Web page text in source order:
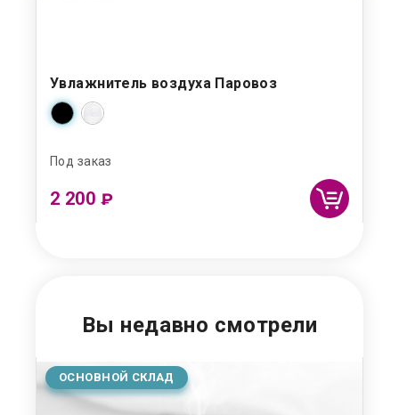
Увлажнитель воздуха Паровоз
Под заказ
2 200 ₽
Вы недавно смотрели
ОСНОВНОЙ СКЛАД